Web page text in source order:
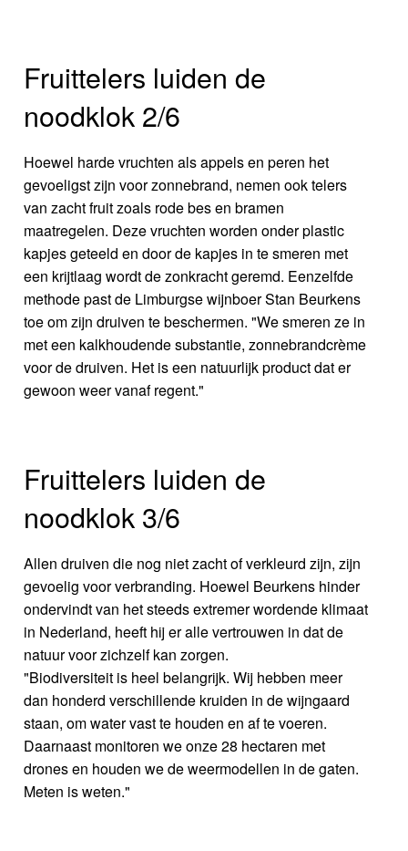
Fruittelers luiden de
noodklok 2/6
Hoewel harde vruchten als appels en peren het
gevoeligst zijn voor zonnebrand, nemen ook telers
van zacht fruit zoals rode bes en bramen
maatregelen. Deze vruchten worden onder plastic
kapjes geteeld en door de kapjes in te smeren met
een krijtlaag wordt de zonkracht geremd. Eenzelfde
methode past de Limburgse wijnboer Stan Beurkens
toe om zijn druiven te beschermen. "We smeren ze in
met een kalkhoudende substantie, zonnebrandcrème
voor de druiven. Het is een natuurlijk product dat er
gewoon weer vanaf regent."
Fruittelers luiden de
noodklok 3/6
Allen druiven die nog niet zacht of verkleurd zijn, zijn
gevoelig voor verbranding. Hoewel Beurkens hinder
ondervindt van het steeds extremer wordende klimaat
in Nederland, heeft hij er alle vertrouwen in dat de
natuur voor zichzelf kan zorgen.
"Biodiversiteit is heel belangrijk. Wij hebben meer
dan honderd verschillende kruiden in de wijngaard
staan, om water vast te houden en af te voeren.
Daarnaast monitoren we onze 28 hectaren met
drones en houden we de weermodellen in de gaten.
Meten is weten."